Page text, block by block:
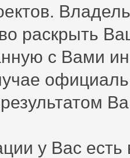
раскрыть
с Вами
у Вас